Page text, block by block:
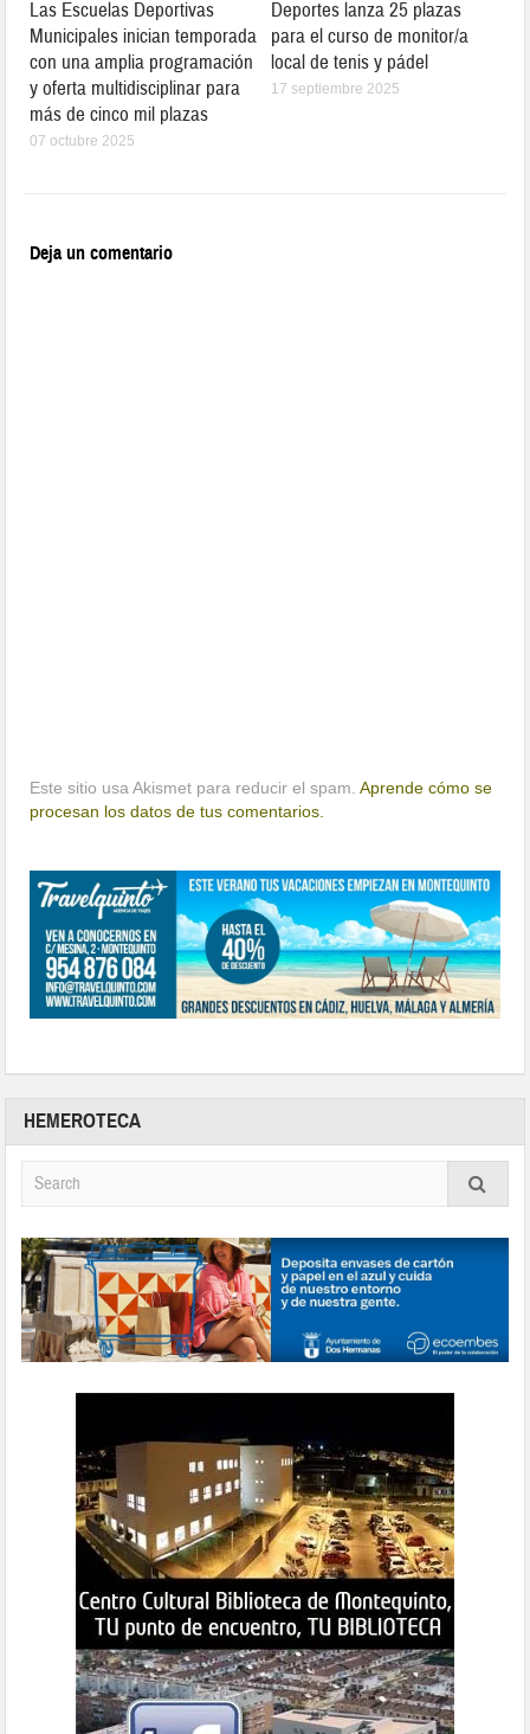
Las Escuelas Deportivas
Municipales inician temporada
con una amplia programación
y oferta multidisciplinar para
más de cinco mil plazas
07 octubre 2025
Deportes lanza 25 plazas
para el curso de monitor/a
local de tenis y pádel
17 septiembre 2025
Deja un comentario
Este sitio usa Akismet para reducir el spam.Aprende cómo se
procesan los datos de tus comentarios.
HEMEROTECA